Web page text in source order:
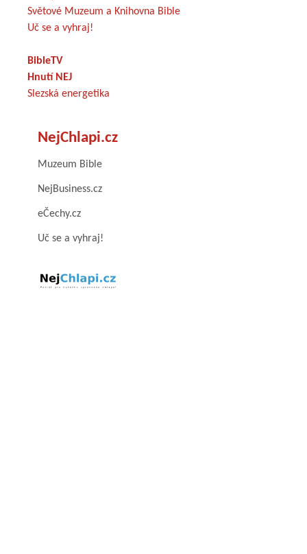
Světové Muzeum a Knihovna Bible
Uč se a vyhraj!
BibleTV
Hnutí NEJ
Slezská energetika
NejChlapi.cz
Muzeum Bible
NejBusiness.cz
eČechy.cz
Uč se a vyhraj!